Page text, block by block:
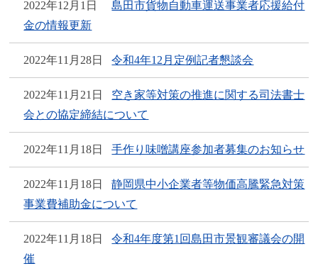
2022年12月1日
島田市貨物自動車運送事業者応援給付
金の情報更新
2022年11月28日 令和4年12月定例記者懇談会
2022年11月21日
空き家等対策の推進に関する司法書士
会との協定締結について
2022年11月18日 手作り味噌講座参加者募集のお知らせ
2022年11月18日
静岡県中小企業者等物価高騰緊急対策
事業費補助金について
2022年11月18日
令和4年度第1回島田市景観審議会の開
催